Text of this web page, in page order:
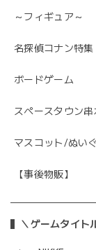
～フィギュア～
名探偵コナン特集
ボードゲーム
スペースタウン
マスコット/ぬい
【事後物販】
＼ゲームタイト